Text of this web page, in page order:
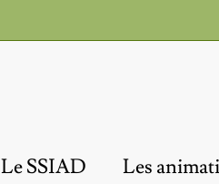
Le SSIAD Les